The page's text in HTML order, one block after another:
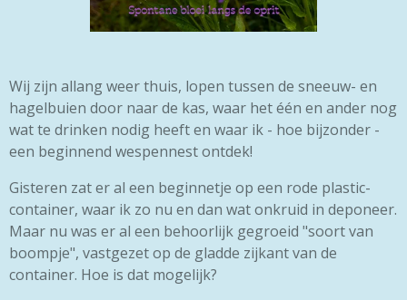
Wij zijn allang weer thuis, lopen tussen de sneeuw- en
hagelbuien door naar de kas, waar het één en ander nog
wat te drinken nodig heeft en waar ik - hoe bijzonder -
een beginnend wespennest ontdek!
Gisteren zat er al een beginnetje op een rode plastic-
container, waar ik zo nu en dan wat onkruid in deponeer.
Maar nu was er al een behoorlijk gegroeid "soort van
boompje", vastgezet op de gladde zijkant van de
container. Hoe is dat mogelijk?